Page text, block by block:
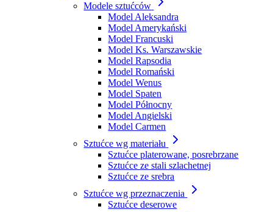
Modele sztućców
Model Aleksandra
Model Amerykański
Model Francuski
Model Ks. Warszawskie
Model Rapsodia
Model Romański
Model Wenus
Model Spaten
Model Północny
Model Angielski
Model Carmen
Sztućce wg materiału
Sztućce platerowane, posrebrzane
Sztućce ze stali szlachetnej
Sztućce ze srebra
Sztućce wg przeznaczenia
Sztućce deserowe